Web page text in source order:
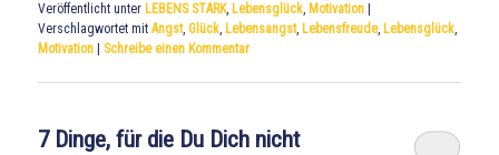
Veröffentlicht unter LEBENS STARK, Lebensglück, Motivation
Verschlagwortet mit Angst,Glück, Lebensangst, Lebensfreude, Lebensglück,
Motivation
Schreibe einen Kommentar
7 Dinge, für die Du Dich nicht